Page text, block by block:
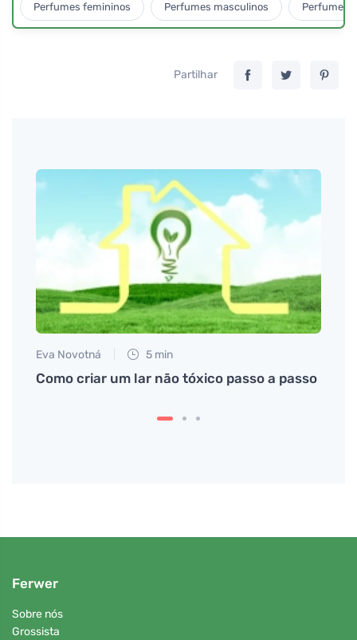
Perfumes femininos Perfumes masculinos Perfumes
Partilhar
Eva Novotná 5 min
Como criar um lar não tóxico passo a passo
Ferwer
Sobre nós
Grossista